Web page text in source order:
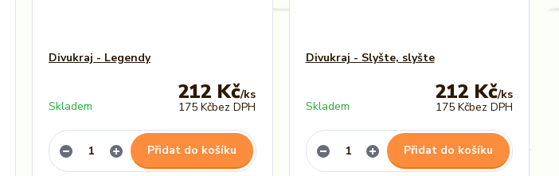
Divukraj - Legendy
212 Kč/ks
175 Kčbez DPH
Skladem
Přidat do košíku
Divukraj - Slyšte, slyšte
212 Kč/ks
175 Kčbez DPH
Skladem
Přidat do košíku